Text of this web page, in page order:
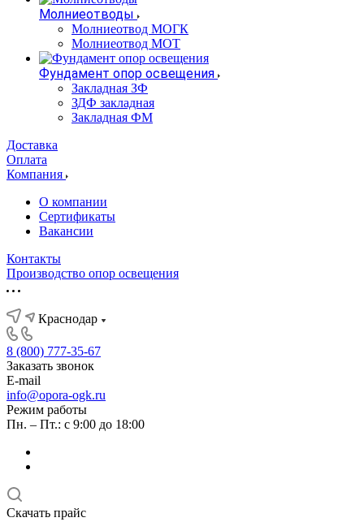
Молниеотводы
Молниеотвод МОГК
Молниеотвод МОТ
Фундамент опор освещения
Закладная ЗФ
ЗДФ закладная
Закладная ФМ
Доставка
Оплата
Компания
О компании
Сертификаты
Вакансии
Контакты
Производство опор освещения
Краснодар
8 (800) 777-35-67
Заказать звонок
E-mail
info@opora-ogk.ru
Режим работы
Пн. – Пт.: с 9:00 до 18:00
Скачать прайс